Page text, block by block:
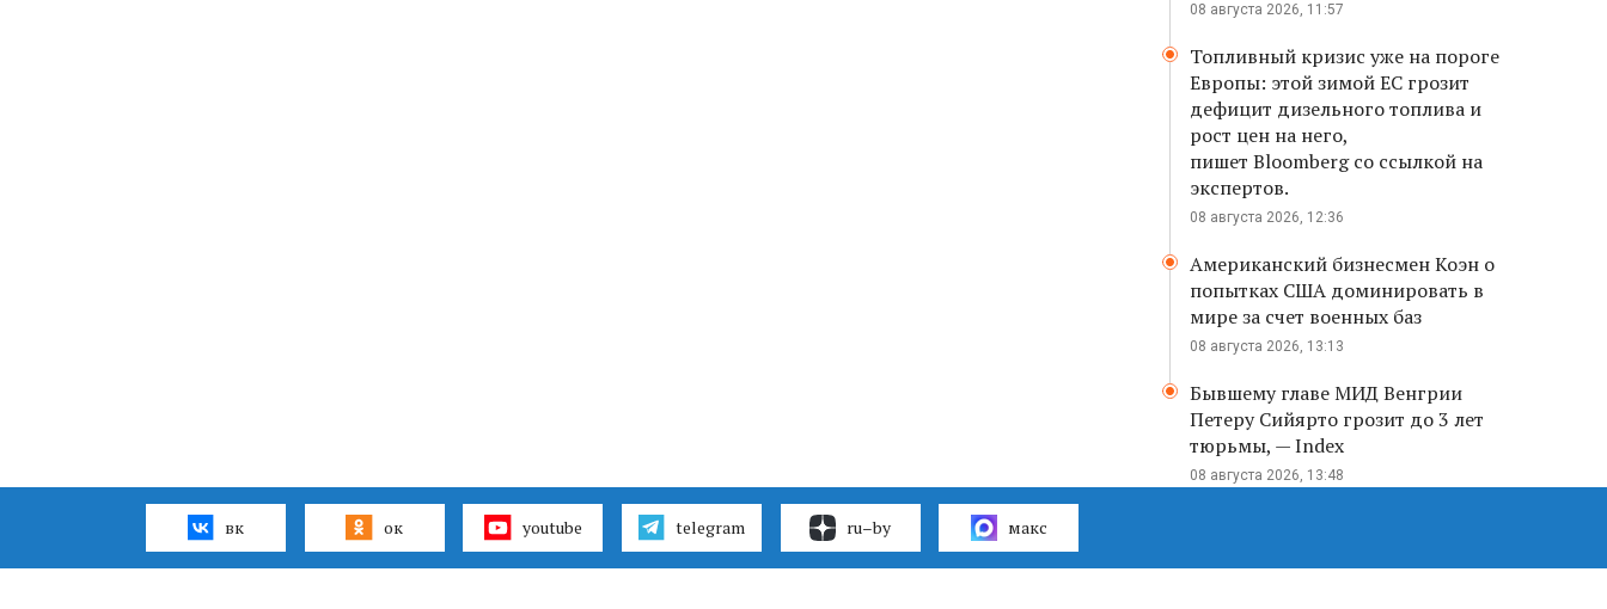
08 августа 2026, 11:57
Топливный кризис уже на пороге
Европы: этой зимой ЕС грозит
дефицит дизельного топлива и
рост цен на него,
пишет Bloomberg со ссылкой на
экспертов.
08 августа 2026, 12:36
Американский бизнесмен Коэн о
попытках США доминировать в
мире за счет военных баз
08 августа 2026, 13:13
Бывшему главе МИД Венгрии
Петеру Сийярто грозит до 3 лет
тюрьмы, — Index
08 августа 2026, 13:48
вк ок youtube telegram ru–by макс